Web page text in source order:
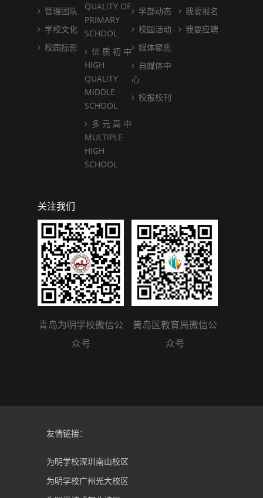
管理团队
学校文化
校园掠影
QUALITY OF
PRIMARY
SCHOOL
优 质 初 中
HIGH
QUALITY
MIDDLE
SCHOOL
多 元 高 中
MULTIPLE
HIGH
SCHOOL
学部动态
校园活动
媒体聚焦
自媒体中
心
校报校刊
我要报名
我要应聘
关注我们
青岛为明学校微信公
众号
黄岛区教育局微信公
众号
友情链接：
为明学校深圳南山校区
为明学校广州光大校区